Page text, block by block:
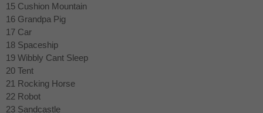
15 Cushion Mountain
16 Grandpa Pig
17 Car
18 Spaceship
19 Wibbly Cant Sleep
20 Tent
21 Rocking Horse
22 Robot
23 Sandcastle